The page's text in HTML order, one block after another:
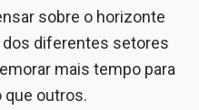
sobre o horizonte
diferentes setores
mais tempo para
que outros.